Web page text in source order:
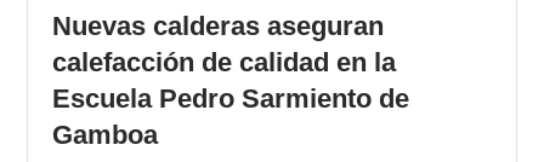
Nuevas calderas aseguran
calefacción de calidad en la
Escuela Pedro Sarmiento de
Gamboa